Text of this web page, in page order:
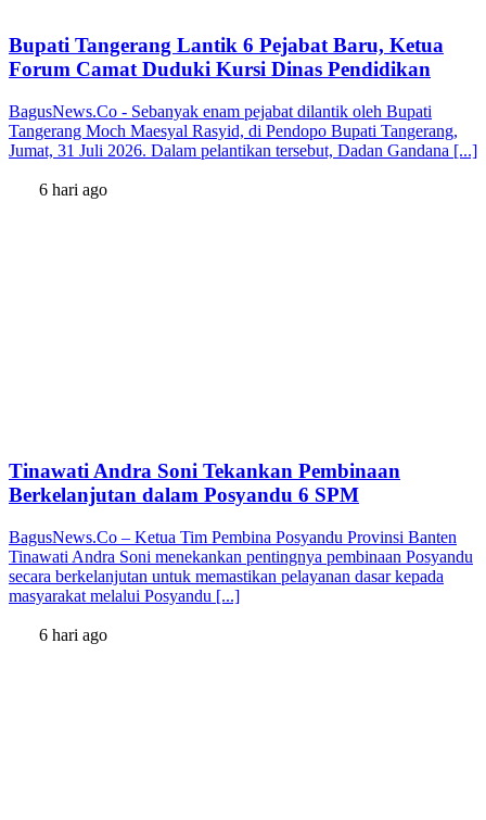
Bupati Tangerang Lantik 6 Pejabat Baru, Ketua
Forum Camat Duduki Kursi Dinas Pendidikan
BagusNews.Co - Sebanyak enam pejabat dilantik oleh Bupati
Tangerang Moch Maesyal Rasyid, di Pendopo Bupati Tangerang,
Jumat, 31 Juli 2026. Dalam pelantikan tersebut, Dadan Gandana [...]
6 hari ago
Tinawati Andra Soni Tekankan Pembinaan
Berkelanjutan dalam Posyandu 6 SPM
BagusNews.Co – Ketua Tim Pembina Posyandu Provinsi Banten
Tinawati Andra Soni menekankan pentingnya pembinaan Posyandu
secara berkelanjutan untuk memastikan pelayanan dasar kepada
masyarakat melalui Posyandu [...]
6 hari ago